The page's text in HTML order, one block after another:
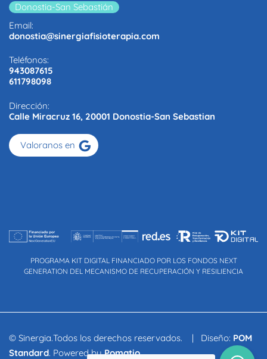
Donostia-San Sebastián
Email:
donostia@sinergiafisioterapia.com
Teléfonos:
943087615
611798098
Dirección:
Calle Miracruz 16, 20001 Donostia-San Sebastian
Valoranos en
PROGRAMA KIT DIGITAL FINANCIADO POR LOS FONDOS NEXT
GENERATION DEL MECANISMO DE RECUPERACIÓN Y RESILIENCIA
© Sinergia.Todos los derechos reservados. | Diseño: POM
Standard. Powered byPomatio.